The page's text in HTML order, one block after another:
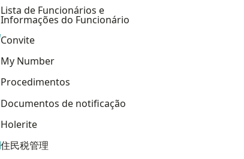
Lista de Funcionários e
Informações do Funcionário
Convite
My Number
Procedimentos
Documentos de notificação
Holerite
住民税管理